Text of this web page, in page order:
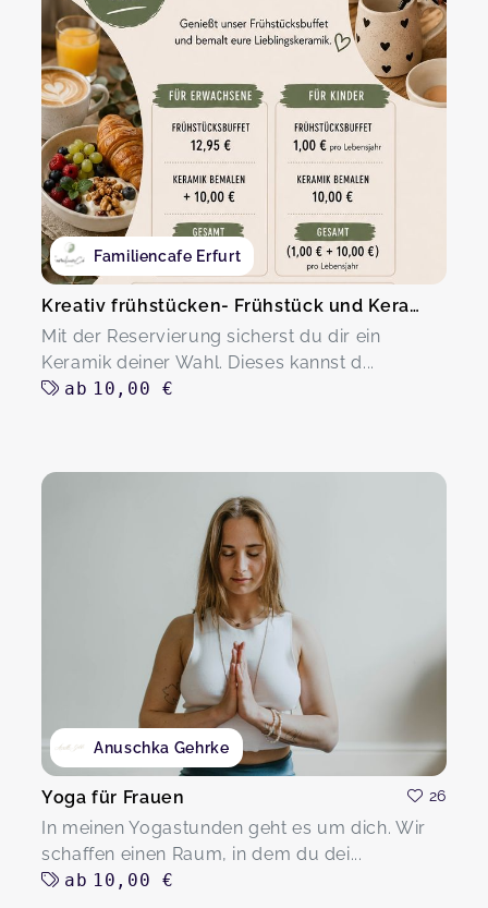
Familiencafe Erfurt
Kreativ frühstücken- Frühstück und Keramik
Mit der Reservierung sicherst du dir ein
Keramik deiner Wahl. Dieses kannst d...
ab 10,00 €
Anuschka Gehrke
Yoga für Frauen 26
In meinen Yogastunden geht es um dich. Wir
schaffen einen Raum, in dem du dei...
ab 10,00 €